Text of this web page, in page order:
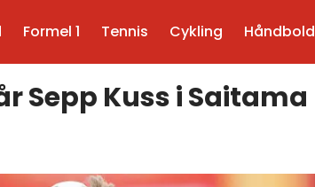
Formel 1 Tennis Cykling Håndbold
Sepp Kuss i Saitama